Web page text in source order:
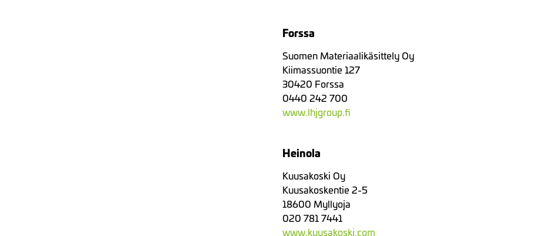
Forssa
Suomen Materiaalikäsittely Oy
Kiimassuontie 127
30420 Forssa
0440 242 700
www.lhjgroup.fi
Heinola
Kuusakoski Oy
Kuusakoskentie 2-5
18600 Myllyoja
020 781 7441
www.kuusakoski.com